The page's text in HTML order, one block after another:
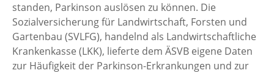
standen, Parkinson auslösen zu können. Die
Sozialversicherung für Landwirtschaft, Forsten und
Gartenbau (SVLFG), handelnd als Landwirtschaftliche
Krankenkasse (LKK), lieferte dem ÄSVB eigene Daten
zur Häufigkeit der Parkinson-Erkrankungen und zur